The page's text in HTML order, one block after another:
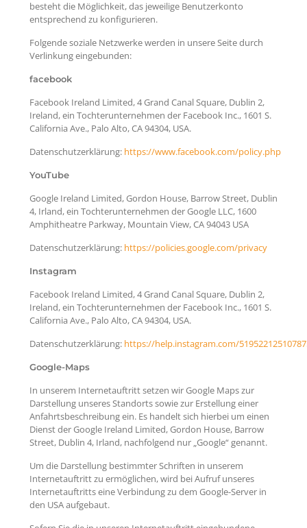
besteht die Möglichkeit, das jeweilige Benutzerkonto
entsprechend zu konfigurieren.
Folgende soziale Netzwerke werden in unsere Seite durch
Verlinkung eingebunden:
facebook
Facebook Ireland Limited, 4 Grand Canal Square, Dublin 2,
Ireland, ein Tochterunternehmen der Facebook Inc., 1601 S.
California Ave., Palo Alto, CA 94304, USA.
Datenschutzerklärung: https://www.facebook.com/policy.php
YouTube
Google Ireland Limited, Gordon House, Barrow Street, Dublin
4, Irland, ein Tochterunternehmen der Google LLC, 1600
Amphitheatre Parkway, Mountain View, CA 94043 USA
Datenschutzerklärung: https://policies.google.com/privacy
Instagram
Facebook Ireland Limited, 4 Grand Canal Square, Dublin 2,
Ireland, ein Tochterunternehmen der Facebook Inc., 1601 S.
California Ave., Palo Alto, CA 94304, USA.
Datenschutzerklärung: https://help.instagram.com/
Google-Maps
In unserem Internetauftritt setzen wir Google Maps zur
Darstellung unseres Standorts sowie zur Erstellung einer
Anfahrtsbeschreibung ein. Es handelt sich hierbei um einen
Dienst der Google Ireland Limited, Gordon House, Barrow
Street, Dublin 4, Irland, nachfolgend nur „Google“ genannt.
Um die Darstellung bestimmter Schriften in unserem
Internetauftritt zu ermöglichen, wird bei Aufruf unseres
Internetauftritts eine Verbindung zu dem Google-Server in
den USA aufgebaut.